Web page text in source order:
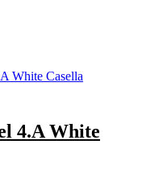
4.A White